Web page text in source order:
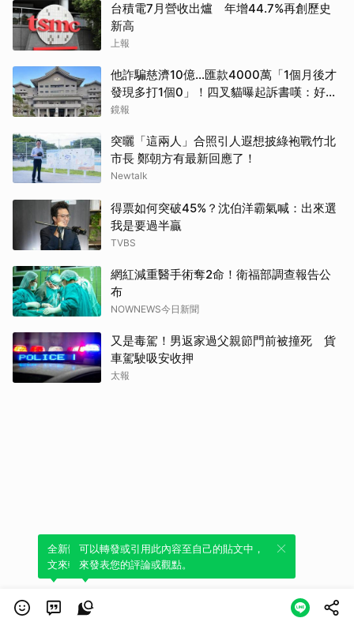
台積電7月營收出爐 年增44.7%再創歷史
新高
上報
他詐騙慈濟10億…匯款4000萬「1個月後才
發現多打1個0」！四叉貓曝起訴書嘆：好羨
慕
鏡報
突曬「這兩人」合照引人遐想披綠袍戰竹北
市長 鄭朝方有最新回應了！
Newtalk
得票如何突破45%？沈伯洋霸氣喊：出來選
我是要過半贏
TVBS
網紅減重醫手術奪2命！衛福部調查報告公
布
NOWNEWS今日新聞
又是毒駕！男返家過父親節門前被撞死 貨
車駕駛吸安收押
太報
全新體驗！一鍵引用此內容，透過發布貼
文來輕鬆表達個人立場。
可以轉發或引用此內容至自己的貼文中，
來發表您的評論或觀點。